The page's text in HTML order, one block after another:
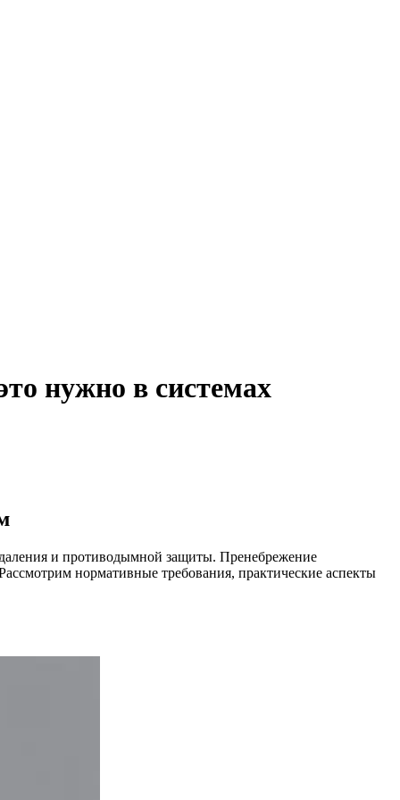
нужно в системах
и противодымной защиты. Пренебрежение
нормативные требования, практические аспекты